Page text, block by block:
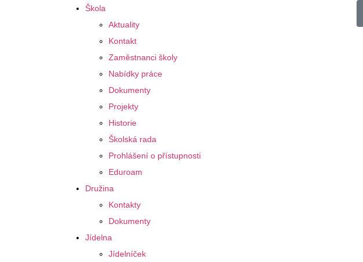
Škola
Aktuality
Kontakt
Zaměstnanci školy
Nabídky práce
Dokumenty
Projekty
Historie
Školská rada
Prohlášení o přístupnosti
Eduroam
Družina
Kontakty
Dokumenty
Jídelna
Jídelníček